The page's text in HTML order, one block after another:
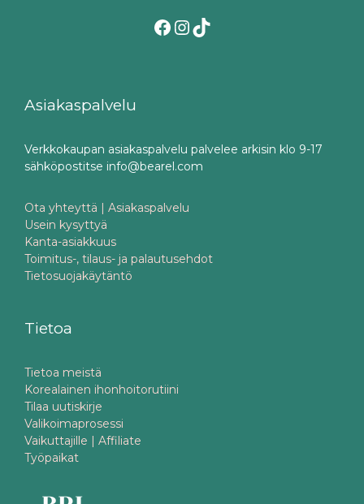
Facebook
Instagram
TikTok
Asiakaspalvelu
Verkkokaupan asiakaspalvelu palvelee arkisin klo 9-17
sähköpostitse info@bearel.com
Ota yhteyttä | Asiakaspalvelu
Usein kysyttyä
Kanta-asiakkuus
Toimitus-, tilaus- ja palautusehdot
Tietosuojakäytäntö
Tietoa
Tietoa meistä
Korealainen ihonhoitorutiini
Tilaa uutiskirje
Valikoimaprosessi
Vaikuttajille | Affiliate
Työpaikat